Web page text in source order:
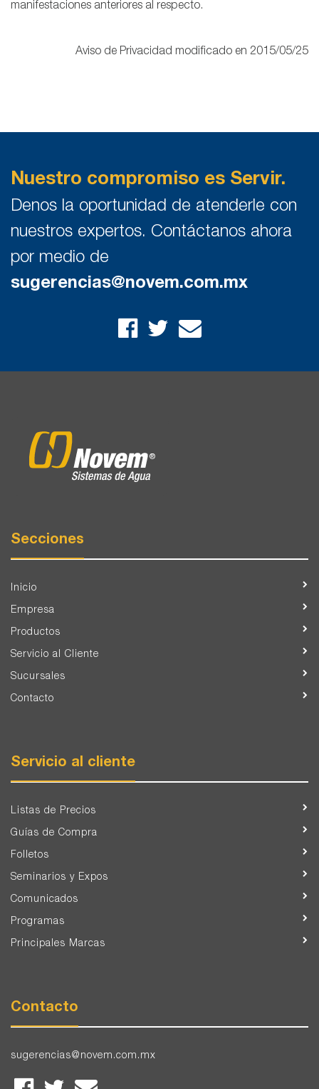
manifestaciones anteriores al respecto.
Aviso de Privacidad modificado en 2015/05/25
Nuestro compromiso es Servir.
Denos la oportunidad de atenderle con
nuestros expertos. Contáctanos ahora
por medio de
sugerencias@novem.com.mx
Secciones
Inicio
Empresa
Productos
Servicio al Cliente
Sucursales
Contacto
Servicio al cliente
Listas de Precios
Guías de Compra
Folletos
Seminarios y Expos
Comunicados
Programas
Principales Marcas
Contacto
sugerencias@novem.com.mx